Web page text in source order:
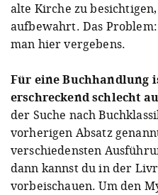
alte Kirche zu
aufbewahrt. Das
man hier vergebens.
Für eine Buchhandlung
erschreckend schlecht
der Suche nach
vorherigen Absatz
verschiedensten
dann kannst du in der
vorbeischauen. Um den